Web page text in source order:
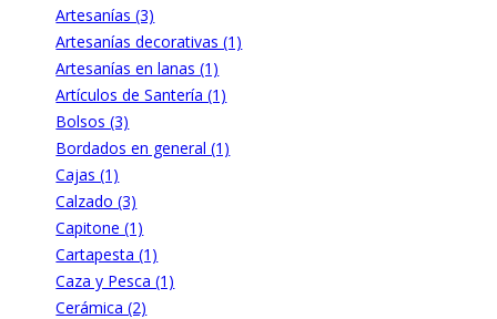
Artesanías (3)
Artesanías decorativas (1)
Artesanías en lanas (1)
Artículos de Santería (1)
Bolsos (3)
Bordados en general (1)
Cajas (1)
Calzado (3)
Capitone (1)
Cartapesta (1)
Caza y Pesca (1)
Cerámica (2)